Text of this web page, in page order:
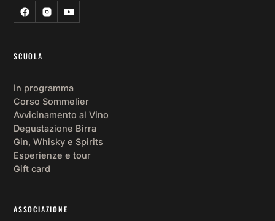
SCUOLA
In programma
Corso Sommelier
Avvicinamento al Vino
Degustazione Birra
Gin, Whisky e Spirits
Esperienze e tour
Gift card
ASSOCIAZIONE